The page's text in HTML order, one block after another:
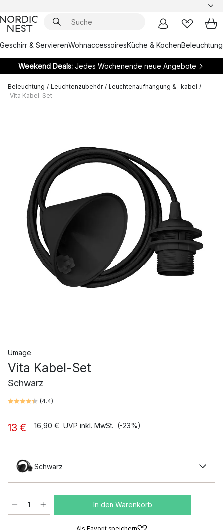
Geschirr & ServierenWohnaccessoiresKüche & KochenBeleuchtung
Weekend Deals:Jedes Wochenende neue Angebote
Beleuchtung / Leuchtenzubehör / Leuchtenaufhängung & -kabel /
Vita Kabel-Set
Umage
Vita Kabel-Set
Schwarz
(4.4)
13 € 16,90 € UVP inkl. MwSt. (-23%)
Schwarz
In den Warenkorb
Als Favorit speichern